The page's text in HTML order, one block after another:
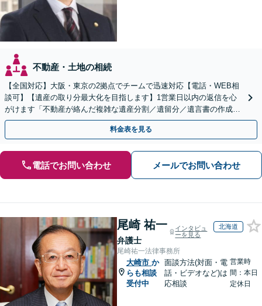
不動産・土地の相続
【全国対応】大阪・東京の2拠点でチームで迅速対応【電話・WEB相
談可】【遺産の取り分最大化を目指します】1営業日以内の返信を心
がけます「不動産が絡んだ複雑な遺産分割／遺留分／遺言書の作成・
執行／事業承継など、お任せください」【休日相談あり】
料金表を見る
電話でお問い合わせ メールでお問い合わせ
尾崎 祐一
弁護士
インタビュ
ーを見る
北海道
尾崎祐一法律事務所
大崎市 か
らも相談
受付中
面談方法(対面・電
話・ビデオなど)は
応相談
営業時
間：本日
定休日